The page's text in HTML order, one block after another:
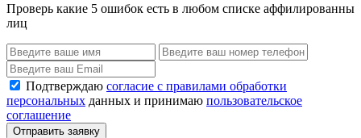
Проверь какие 5 ошибок есть в любом списке аффилированны
лиц
Подтверждаю согласие с правилами обработки
персональных данных и принимаю пользовательское
соглашение
Отправить заявку